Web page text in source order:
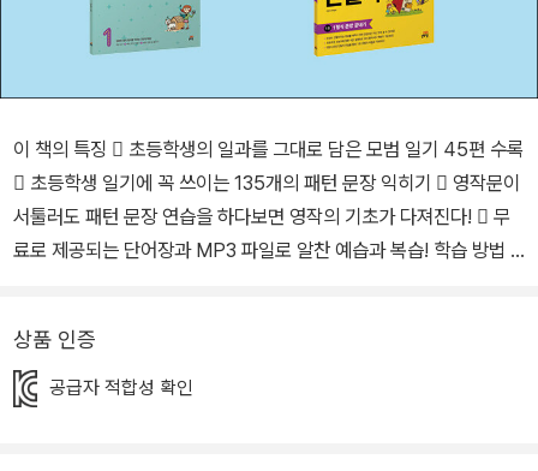
이 책의 특징  초등학생의 일과를 그대로 담은 모범 일기 45편 수록
 초등학생 일기에 꼭 쓰이는 135개의 패턴 문장 익히기  영작문이
서툴러도 패턴 문장 연습을 하다보면 영작의 기초가 다져진다!  무
료로 제공되는 단어장과 MP3 파일로 알찬 예습과 복습! 학습 방법 1
요!’에 나온 질문의 답을 떠올려 보세요. 낯선 어휘는 하단의 표현 상
자를 참고하고, 오른쪽 페이지의 우리말 해석을 통해 읽은 내용을 확
상품 인증
공급자 적합성 확인